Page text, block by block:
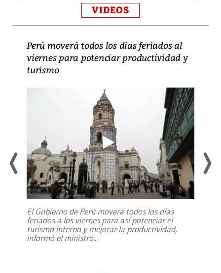
VIDEOS
Perú moverá todos los días feriados al
viernes para potenciar productividad y
turismo
El Gobierno de Perú moverá todos los días
feriados a los viernes para así potenciar el
turismo interno y mejorar la productividad,
informó el ministro...